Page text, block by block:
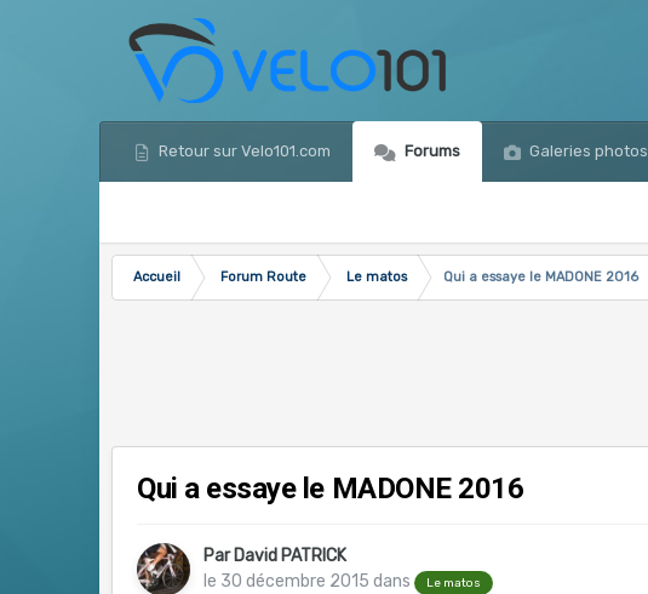
Retour sur Velo101.com Forums Galeries photos
Accueil Forum Route Le matos
Qui a essaye le MADONE 2016
Qui a essaye le MADONE 2016
Par David PATRICK
le 30 décembre 2015 dans Le matos